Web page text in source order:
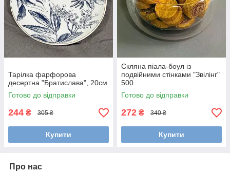
Тарілка фарфорова
десертна "Братислава", 20см
Готово до відправки
244 ₴ 305 ₴
Купити
Скляна піала-боул із
подвійними стінками "Звілінг"
500
Готово до відправки
272 ₴ 340 ₴
Купити
Про нас